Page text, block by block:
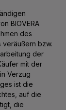
BIOVERA
des
veräußern bzw.
der
mit der
Verzug
ist die
auf die
die